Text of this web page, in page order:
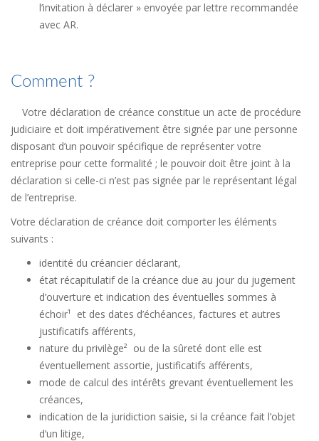
l’invitation à déclarer » envoyée par lettre recommandée
avec AR.
Comment ?
Votre déclaration de créance constitue un acte de procédure
judiciaire et doit impérativement être signée par une personne
disposant d’un pouvoir spécifique de représenter votre
entreprise pour cette formalité ; le pouvoir doit être joint à la
déclaration si celle-ci n’est pas signée par le représentant légal
de l’entreprise.
Votre déclaration de créance doit comporter les éléments
suivants :
identité du créancier déclarant,
état récapitulatif de la créance due au jour du jugement
d’ouverture et indication des éventuelles sommes à
échoir¹ et des dates d’échéances, factures et autres
justificatifs afférents,
nature du privilège² ou de la sûreté dont elle est
éventuellement assortie, justificatifs afférents,
mode de calcul des intérêts grevant éventuellement les
créances,
indication de la juridiction saisie, si la créance fait l’objet
d’un litige,